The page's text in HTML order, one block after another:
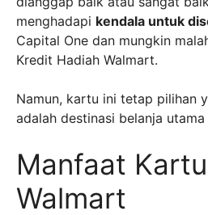
menghadapi kendala untuk
Capital One dan mungkin
Kredit Hadiah Walmart.
Namun, kartu ini tetap pilihan
adalah destinasi belanja utama
Manfaat
Walmart